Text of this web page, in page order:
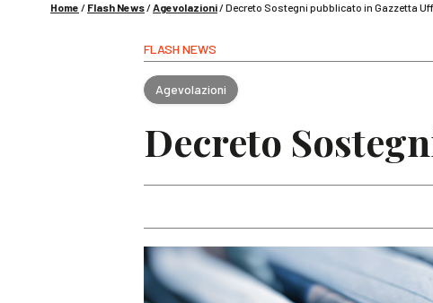
Home / Flash News/Agevolazioni/Decreto Sostegni pubblicato in Gazzetta
FLASH NEWS
Agevolazioni
Decreto